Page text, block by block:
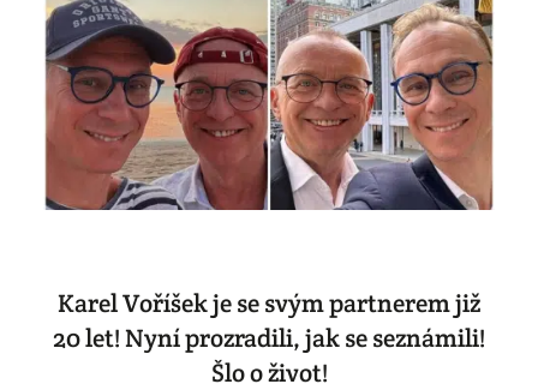
Karel Voříšek je se svým partnerem již
20 let! Nyní prozradili, jak se seznámili!
Šlo o život!